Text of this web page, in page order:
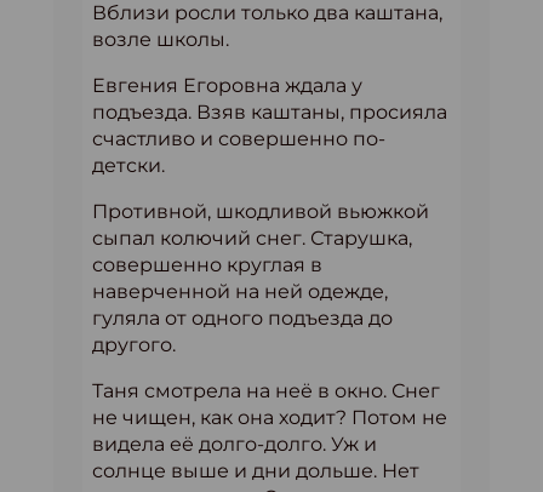
Вблизи росли только два каштана,
возле школы.
Евгения Егоровна ждала у
подъезда. Взяв каштаны, просияла
счастливо и совершенно по-
детски.
Противной, шкодливой вьюжкой
сыпал колючий снег. Старушка,
совершенно круглая в
наверченной на ней одежде,
гуляла от одного подъезда до
другого.
Таня смотрела на неё в окно. Снег
не чищен, как она ходит? Потом не
видела её долго-долго. Уж и
солнце выше и дни дольше. Нет